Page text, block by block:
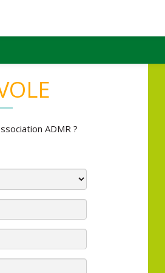
ADMR ?